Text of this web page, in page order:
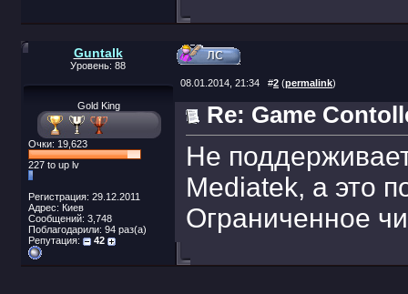
Guntalk
Уровень: 88
Gold King
Очки: 19,623
227 to up lv
Регистрация: 29.12.2011
Адрес: Киев
Сообщений: 3,748
Поблагодарили: 94 раз(а)
Репутация:
42
08.01.2014, 21:34 #2 (permalink)
Re: Game
Не
Mediatek, а это
Ограниченное